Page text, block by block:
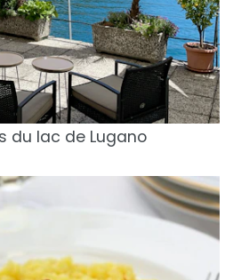
du lac de Lugano